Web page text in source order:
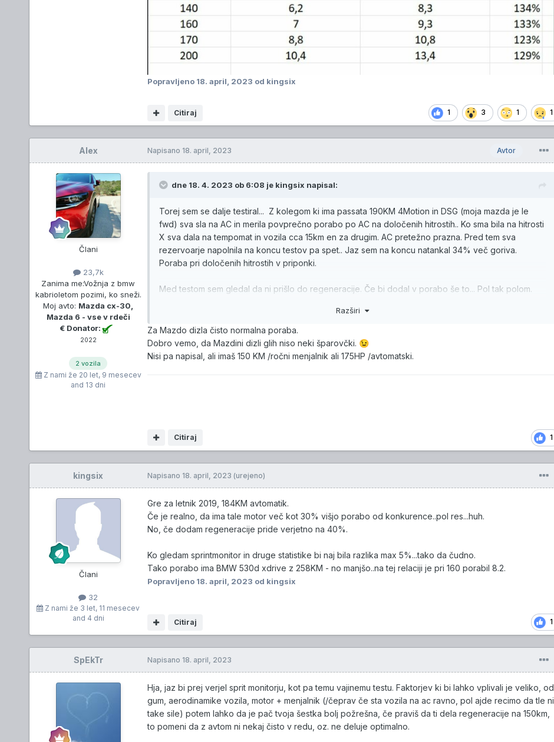
Popravljeno 18. april, 2023 od kingsix
1 3 1 1
Citiraj
Alex
Člani
23,7k
Zanima me:Vožnja z bmw
kabrioletom pozimi, ko sneži.
Moj avto: Mazda cx-30,
Mazda 6 - vse v rdeči
€ Donator:
2022
2 vozila
Z nami že 20 let, 9 mesecev
and 13 dni
Avtor
Napisano 18. april, 2023
dne 18. 4. 2023 ob 6:08 je kingsix napisal:
Torej sem se dalje testiral... Z kolegom ki ima passata 190KM 4Motion in DSG (moja mazda je le
fwd) sva sla na AC in merila povprečno porabo po AC na določenih hitrostih.. Ko sma bila na hitrosti
X sva dala na tempomat in vozila cca 15km en za drugim. AC pretežno prazna. Pred tem sva
rezervoarje napolnila na koncu testov pa spet.. Jaz sem na koncu natankal 34% več goriva.
Poraba pri določenih hitrostih v priponki.
Med testom sem gledal da ni prišlo do regeneracije. Če bi dodal v porabo še to... Pol tak polom.
Tole sem poslal na mazda servis.. Boja motorjev ne gre primerjat in je vse ok. What?
Ps. Regeneracija DPF se dogaja na cca 150km...povprecje v dobi avtomobila je 200km.. Vozen je
veliko dolge relacije.. Z 4 mescih preko 20k km.
Razširi
Za Mazdo dizla čisto normalna poraba.
Dobro vemo, da Mazdini dizli glih niso neki šparovčki. 😉
Nisi pa napisal, ali imaš 150 KM /ročni menjalnik ali 175HP /avtomatski.
1
Citiraj
kingsix
Člani
32
Z nami že 3 let, 11 mesecev
and 4 dni
Napisano 18. april, 2023 (urejeno)
Gre za letnik 2019, 184KM avtomatik.
Če je realno, da ima tale motor več kot 30% višjo porabo od konkurence..pol res...huh.
No, če dodam regeneracije pride verjetno na 40%.
Ko gledam sprintmonitor in druge statistike bi naj bila razlika max 5%...tako da čudno.
Tako porabo ima BMW 530d xdrive z 258KM - no manjšo..na tej relaciji je pri 160 porabil 8.2.
Popravljeno 18. april, 2023 od kingsix
1
Citiraj
SpEkTr Napisano 18. april, 2023
Hja, jaz bi prej verjel sprit monitorju, kot pa temu vajinemu testu. Faktorjev ki bi lahko vplivali je veliko, od
gum, aerodinamike vozila, motor + menjalnik (/čeprav če sta vozila na ac ravno, pol ajde recimo da tle ni
take sile) potem lahko da je pač tvoja šestka bolj požrešna, če praviš da ti dela regeneracije na 150km,
to pomeni da z avtom ni nekaj čisto v redu, oz. ne deluje optimalno.